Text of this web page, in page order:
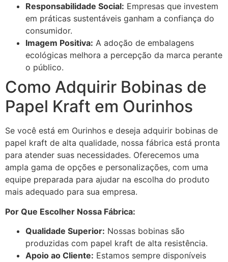
Responsabilidade Social: Empresas que investem
em práticas sustentáveis ganham a confiança do
consumidor.
Imagem Positiva: A adoção de embalagens
ecológicas melhora a percepção da marca perante
o público.
Como Adquirir Bobinas de
Papel Kraft em Ourinhos
Se você está em Ourinhos e deseja adquirir bobinas de
papel kraft de alta qualidade, nossa fábrica está pronta
para atender suas necessidades. Oferecemos uma
ampla gama de opções e personalizações, com uma
equipe preparada para ajudar na escolha do produto
mais adequado para sua empresa.
Por Que Escolher Nossa Fábrica:
Qualidade Superior: Nossas bobinas são
produzidas com papel kraft de alta resistência.
Apoio ao Cliente: Estamos sempre disponíveis